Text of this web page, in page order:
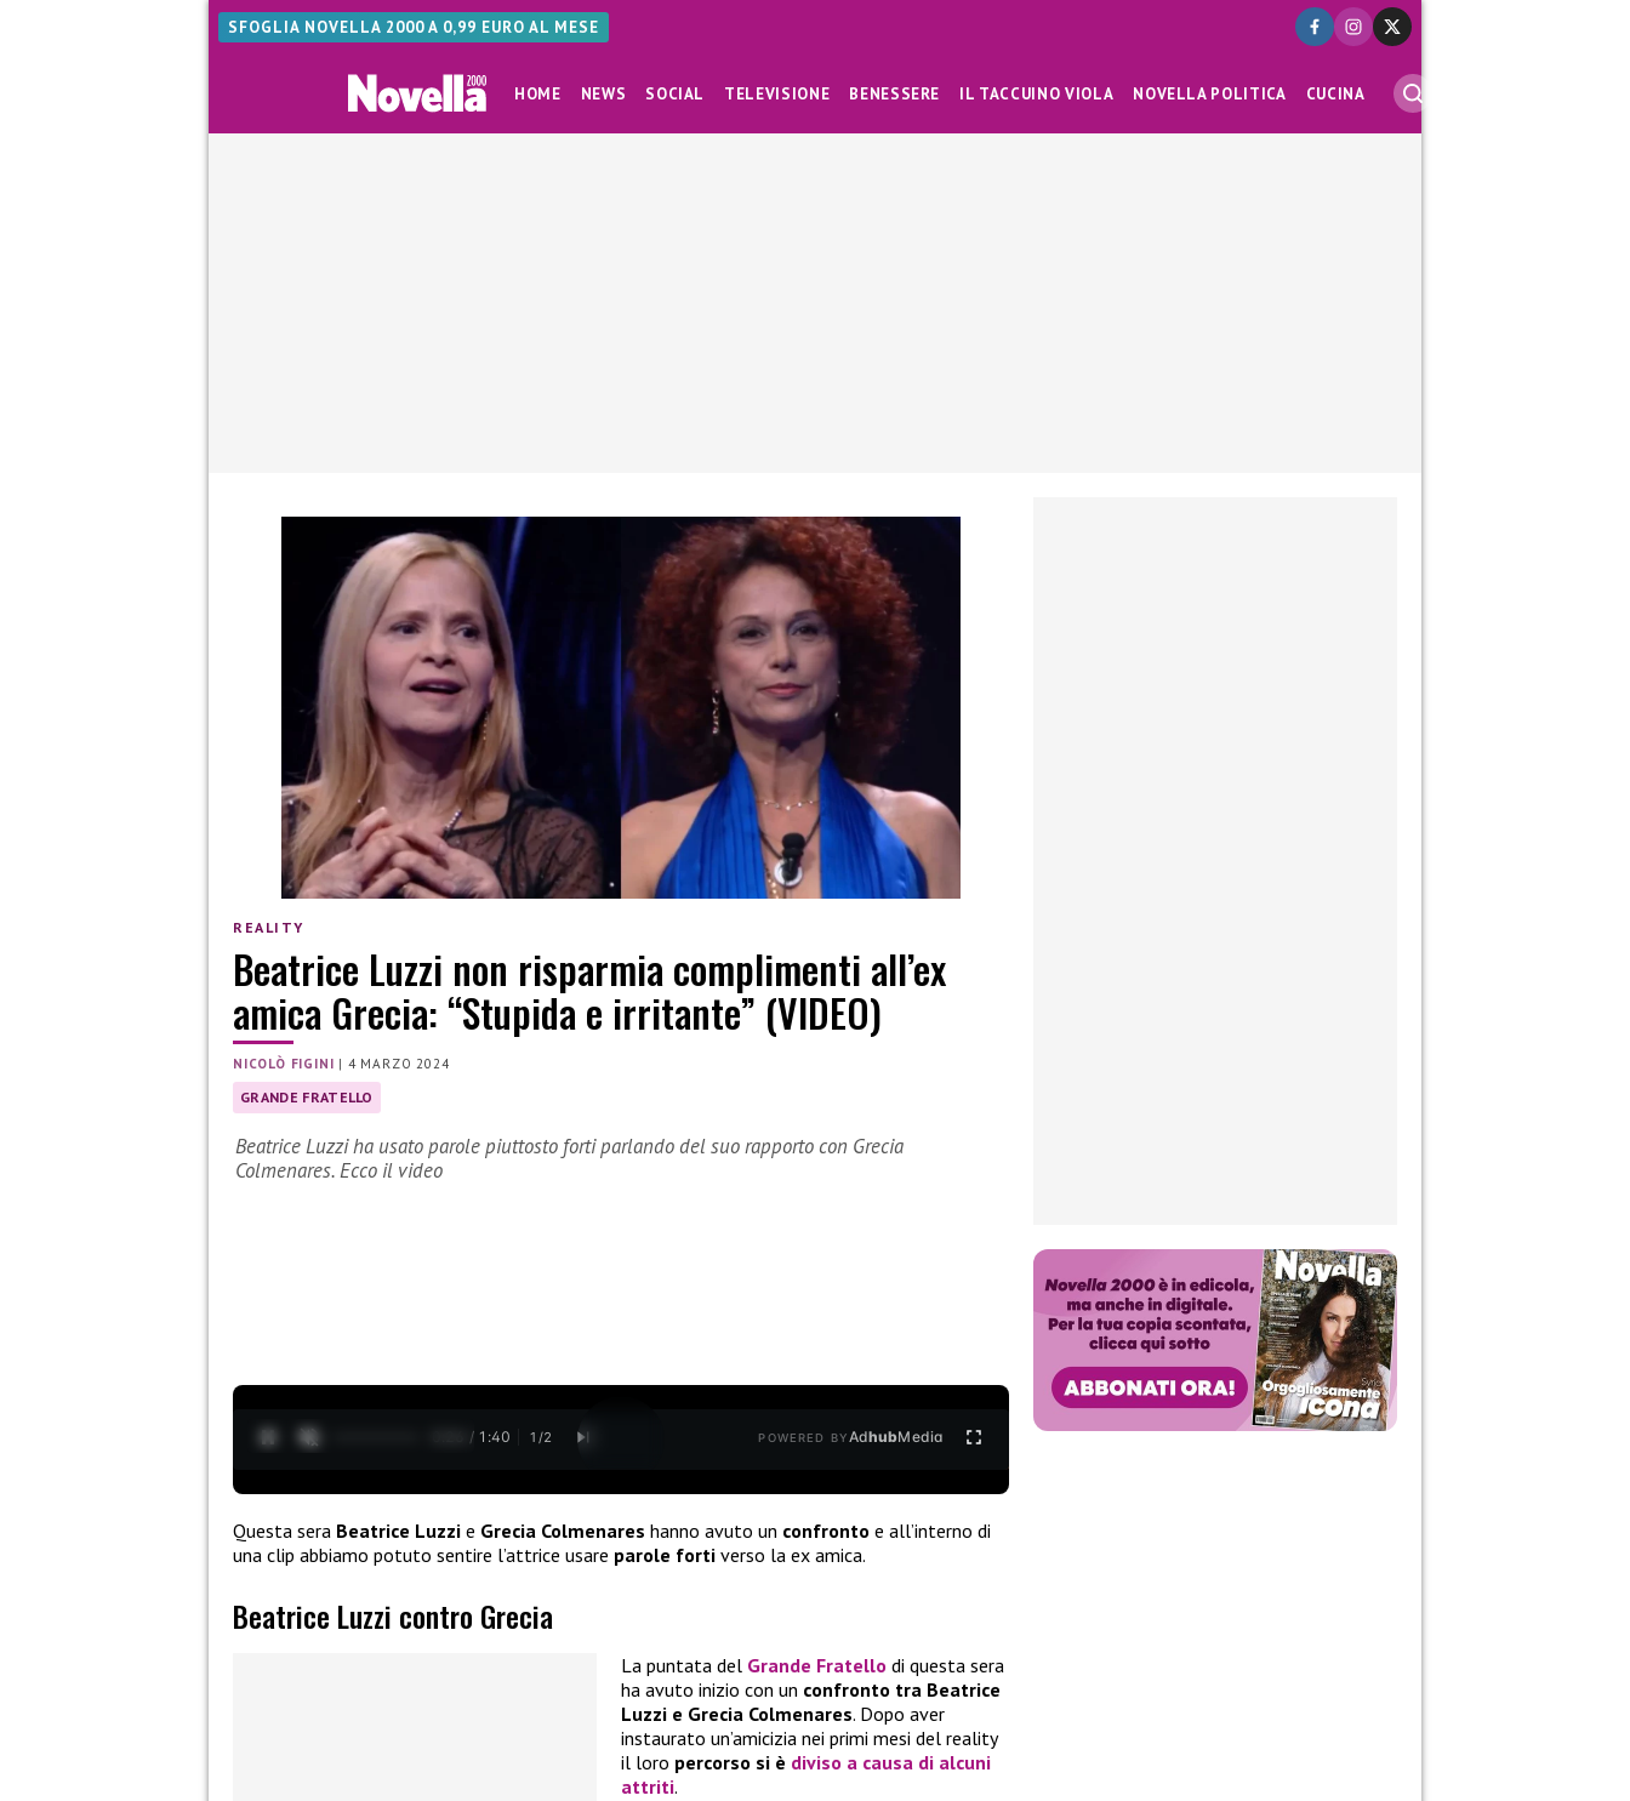
SFOGLIA NOVELLA 2000 A 0,99 EURO AL MESE
HOME NEWS SOCIAL TELEVISIONE BENESSERE IL TACCUINO VIOLA NOVELLA POLITICA CUCINA
REALITY
Beatrice Luzzi non risparmia complimenti all’ex
amica Grecia: “Stupida e irritante” (VIDEO)
NICOLÒ FIGINI | 4 MARZO 2024
GRANDE FRATELLO
Beatrice Luzzi ha usato parole piuttosto forti parlando del suo rapporto con Grecia
Colmenares. Ecco il video
0:27 / 1:40 1 /2 POWERED BYAdhubMedia
Questa sera Beatrice Luzzi e Grecia Colmenares hanno avuto un confronto e all’interno di
una clip abbiamo potuto sentire l’attrice usare parole forti verso la ex amica.
Beatrice Luzzi contro Grecia
La puntata del Grande Fratello di questa sera
ha avuto inizio con un confronto tra Beatrice
Luzzi e Grecia Colmenares. Dopo aver
instaurato un’amicizia nei primi mesi del reality
il loro percorso si è diviso a causa di alcuni
attriti.